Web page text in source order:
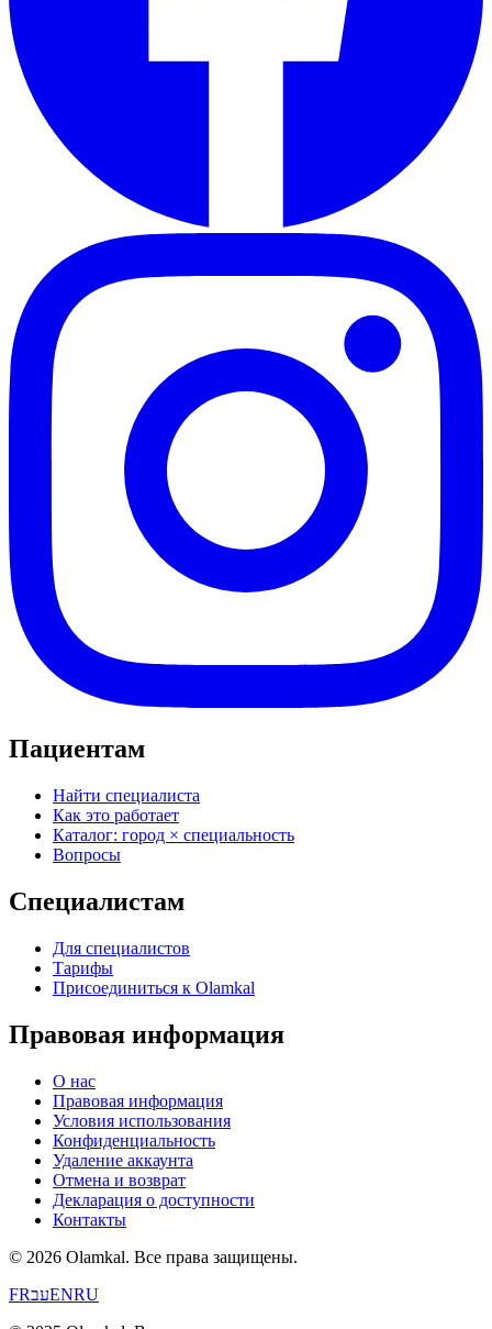
Пациентам
Найти специалиста
Как это работает
Каталог: город × специальность
Вопросы
Специалистам
Для специалистов
Тарифы
Присоединиться к Olamkal
Правовая информация
О нас
Правовая информация
Условия использования
Конфиденциальность
Удаление аккаунта
Отмена и возврат
Декларация о доступности
Контакты
© 2026 Olamkal. Все права защищены.
FRעבENRU